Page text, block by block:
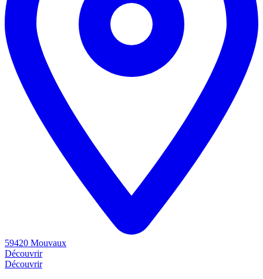
59420 Mouvaux
Découvrir
Découvrir